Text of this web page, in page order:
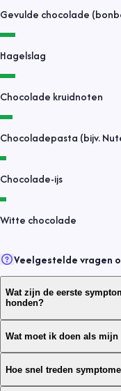
Gevulde chocolade
Hagelslag
Chocolade kruidnoten
Chocoladepasta (bijv.
Chocolade-ijs
Witte chocolade
Veelgestelde vragen
Wat zijn de eerste
honden?
Wat moet ik doen als
Hoe snel treden